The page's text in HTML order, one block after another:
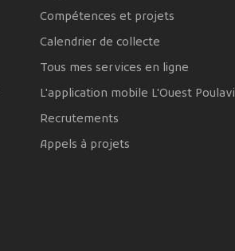
Compétences et projets
Calendrier de collecte
Tous mes services en ligne
L'application mobile L'Ouest Poulavi
Recrutements
Appels à projets